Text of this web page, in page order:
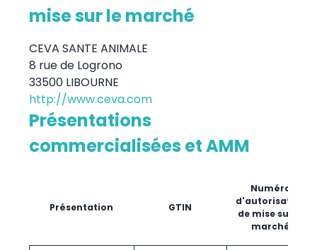
mise sur le marché
CEVA SANTE ANIMALE
8 rue de Logrono
33500 LIBOURNE
http://www.ceva.com
Présentations
commercialisées et AMM
Présentation GTIN
Numéro
d'autorisation
de mise sur le
marché